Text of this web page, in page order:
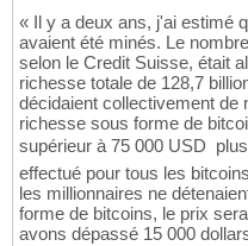
« Il y a deux ans, j'ai estimé
avaient été minés. Le
selon le Credit Suisse, était
richesse totale de 128,7
décidaient collectivement de
richesse sous forme de
supérieur à 75 000 USD 
effectué pour tous les
les millionnaires ne
forme de bitcoins, le prix
avons dépassé 15 000